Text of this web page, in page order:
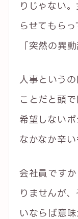
りじゃない
らせてもら
「突然の異
人事という
ことだと頭
希望しないポ
なかなか辛い
会社員です
りませんが
いならば意味